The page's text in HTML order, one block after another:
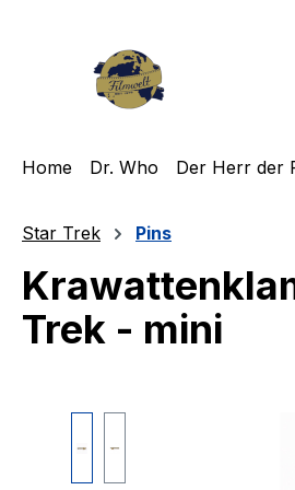
Home Dr. Who Der Herr der
Star Trek Pins
Trek - mini